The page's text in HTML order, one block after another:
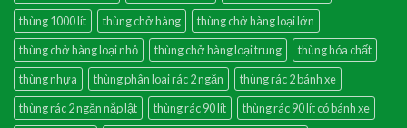
thùng 1000 lít
thùng chở hàng
thùng chở hàng loại lớn
thùng chở hàng loại nhỏ
thùng chở hàng loại trung
thùng hóa chất
thùng nhựa
thùng phân loai rác 2 ngăn
thùng rác 2 bánh xe
thùng rác 2 ngăn nắp lật
thùng rác 90 lít
thùng rác 90 lít có bánh xe